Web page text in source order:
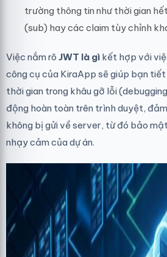
trường thông tin như thời gian
(sub) hay các claim tùy chỉnh
Việc nắm rõ JWT là gì kết hợp với
công cụ của KiraApp sẽ giúp bạn
thời gian trong khâu gỡ lỗi
động hoàn toàn trên trình duyệt,
không bị gửi về server, từ đó bảo
nhạy cảm của dự án.